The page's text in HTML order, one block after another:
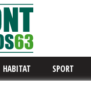
HABITAT SPORT